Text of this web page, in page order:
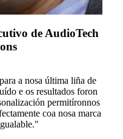
de AudioTech
a nosa última liña de
e os resultados foron
permitíronnos
coa nosa marca